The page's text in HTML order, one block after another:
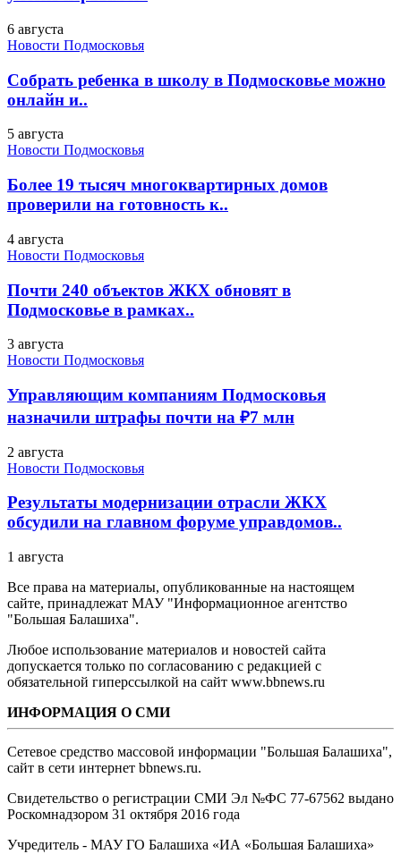
6 августа
Новости Подмосковья
Собрать ребенка в школу в Подмосковье можно
онлайн и..
5 августа
Новости Подмосковья
Более 19 тысяч многоквартирных домов
проверили на готовность к..
4 августа
Новости Подмосковья
Почти 240 объектов ЖКХ обновят в
Подмосковье в рамках..
3 августа
Новости Подмосковья
Управляющим компаниям Подмосковья
назначили штрафы почти на ₽7 млн
2 августа
Новости Подмосковья
Результаты модернизации отрасли ЖКХ
обсудили на главном форуме управдомов..
1 августа
Все права на материалы, опубликованные на настоящем
сайте, принадлежат МАУ "Информационное агентство
"Большая Балашиха".
Любое использование материалов и новостей сайта
допускается только по согласованию с редакцией с
обязательной гиперссылкой на сайт www.bbnews.ru
ИНФОРМАЦИЯ О СМИ
Сетевое средство массовой информации "Большая Балашиха",
сайт в сети интернет bbnews.ru.
Свидетельство о регистрации СМИ Эл №ФС ‎77-67562 выдано
Роскомнадзором 31 октября 2016 года
Учредитель - МАУ ГО Балашиха «ИА «Большая Балашиха»